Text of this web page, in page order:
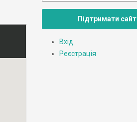
Підтримати сайт
Вхід
Реєстрація